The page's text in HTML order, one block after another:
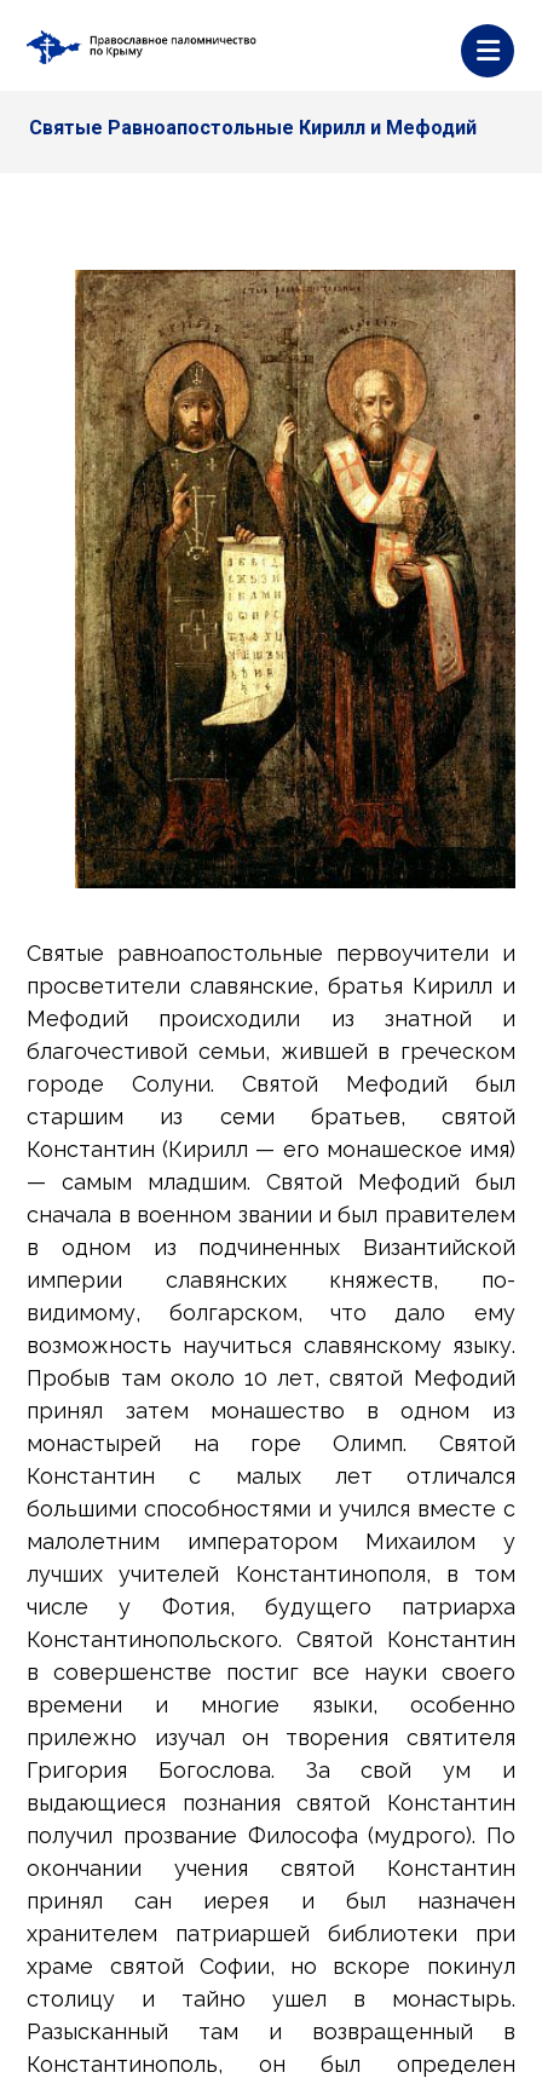
Святые Равноапостольные Кирилл и Мефодий
Святые равноапостольные первоучители и
просветители славянские, братья Кирилл и
Мефодий происходили из знатной и
благочестивой семьи, жившей в греческом
городе Солуни. Святой Мефодий был
старшим из семи братьев, святой
Константин (Кирилл — его монашеское имя)
— самым младшим. Святой Мефодий был
сначала в военном звании и был правителем
в одном из подчиненных Византийской
империи славянских княжеств, по-
видимому, болгарском, что дало ему
возможность научиться славянскому языку.
Пробыв там около 10 лет, святой Мефодий
принял затем монашество в одном из
монастырей на горе Олимп. Святой
Константин с малых лет отличался
большими способностями и учился вместе с
малолетним императором Михаилом у
лучших учителей Константинополя, в том
числе у Фотия, будущего патриарха
Константинопольского. Святой Константин
в совершенстве постиг все науки своего
времени и многие языки, особенно
прилежно изучал он творения святителя
Григория Богослова. За свой ум и
выдающиеся познания святой Константин
получил прозвание Философа (мудрого). По
окончании учения святой Константин
принял сан иерея и был назначен
хранителем патриаршей библиотеки при
храме святой Софии, но вскоре покинул
столицу и тайно ушел в монастырь.
Разысканный там и возвращенный в
Константинополь, он был определен